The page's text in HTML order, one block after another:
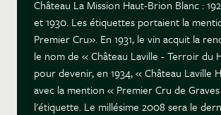
Château La Mission Haut-Brion Blanc :
et 1930. Les étiquettes portaient la
Premier Cru». En 1931, le vin acquit la
le nom de « Château Laville - Terroir du
pour devenir, en 1934, « Château Laville
avec la mention « Premier Cru de
l'étiquette. Le millésime 2008 sera le